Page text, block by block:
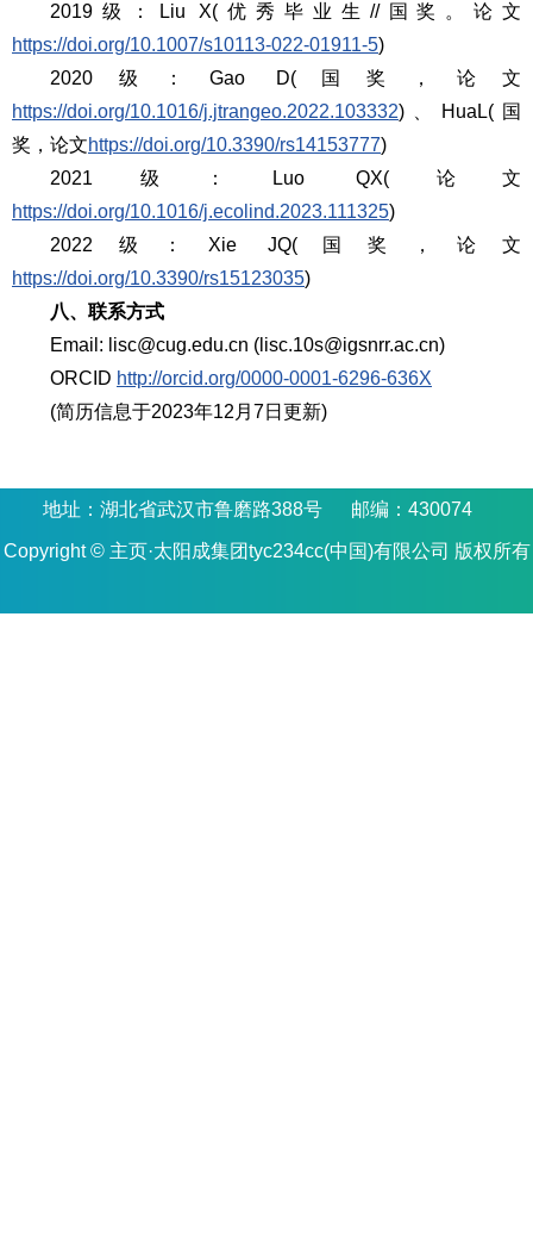
2019级：Liu X(优秀毕业生//国奖。论文
https://doi.org/10.1007/s10113-022-01911-5)
2020级：Gao D(国奖，论文
https://doi.org/10.1016/j.jtrangeo.2022.103332)、HuaL(国
奖，论文https://doi.org/10.3390/rs14153777)
2021级：Luo QX(论文
https://doi.org/10.1016/j.ecolind.2023.111325)
2022级：Xie JQ(国奖，论文
https://doi.org/10.3390/rs15123035)
八、联系方式
Email: lisc@cug.edu.cn (lisc.10s@igsnrr.ac.cn)
ORCID http://orcid.org/0000-0001-6296-636X
(简历信息于2023年12月7日更新)
地址：湖北省武汉市鲁磨路388号 邮编：430074
Copyright © 主页·太阳成集团tyc234cc(中国)有限公司 版权所有